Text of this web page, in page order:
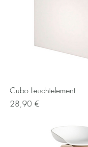
Cubo Leuchtelement
Preis
28,90 €